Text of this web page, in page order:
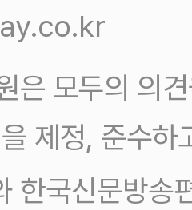
은 모두의 의
을 제정, 준수하
한국신문방송